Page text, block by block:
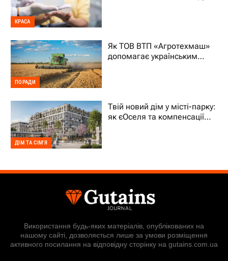
КРАСА
ПОРАДИ
Як ТОВ ВТП «Агротехмаш»
допомагає українським
ДІМ ТА СІМ'Я
Твій новий дім у місті-парку:
як єОселя та компенсації
Використання будь-яких матеріалів, опублікованих на
нашому сайті, дозволяється лише за умови розміщення
активного посилання на відповідну сторінку на gutains.com.ua